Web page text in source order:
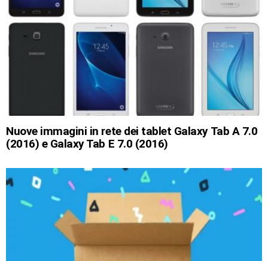
Nuove immagini in rete dei tablet Galaxy Tab A 7.0
(2016) e Galaxy Tab E 7.0 (2016)